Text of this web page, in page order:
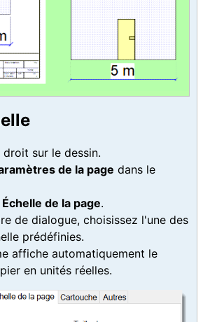
sur le dessin.
de la page dans le
Échelle de la page.
de dialogue, choisissez l'une des
prédéfinies.
affiche automatiquement le
en unités réelles.